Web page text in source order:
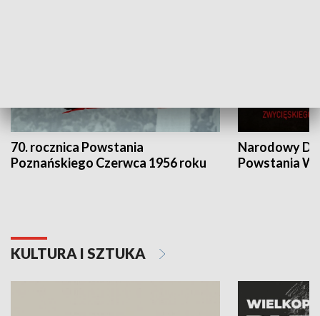
70. rocznica Powstania
Poznańskiego Czerwca 1956 roku
Narodowy
Powstania
KULTURA I SZTUKA